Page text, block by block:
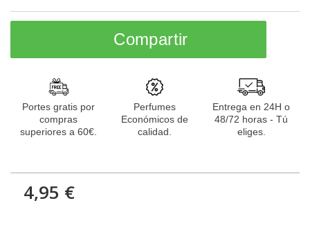
Compartir
Portes gratis por
compras
superiores a 60€.
Perfumes
Económicos de
calidad.
Entrega en 24H o
48/72 horas - Tú
eliges.
4,95 €